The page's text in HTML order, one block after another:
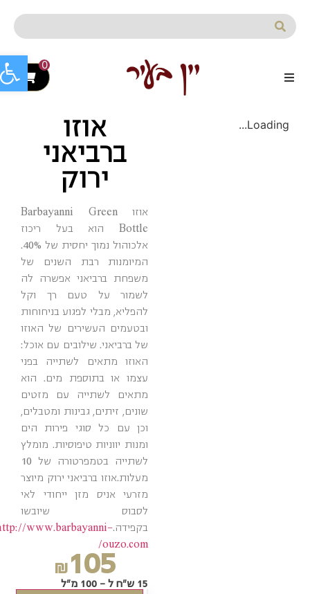
0
Loading... אוזו
ברביאני
ירוק
אוזו Barbayanni Green
Bottle הוא בעל ריכוז
אלכוהול נמוך יחסית של 40%.
המיומנות רבת השנים של
משפחת ברביאני אפשרה לה
לשמור על טעם רך וקל
להפליא, מבלי לפגוע בניחוחות
ובטעמים העשירים של האוזו
של ברביאני. שילובים עם אוכל:
האוזו מתאים לשתייה בפני
עצמו או בתוספת מים. הוא
מתאים לשתייה עם מזטים
שונים, זיתים, גבינות ומטבלים,
וכן עם כל סוגי פירות הים
ומנות יווניות טיפוסיות. מומלץ
לשתייה בטמפרטורה של 10
מעלות.אוזו ברביאני ירוק מיוצר
מזרעי אניס מזן ייחודי לאי
לסבוס שיובשו
בקפידה.http://www.barbayanni-
ouzo.com/
₪105
15 ש"ח ל - 100 מ"ל
פתח